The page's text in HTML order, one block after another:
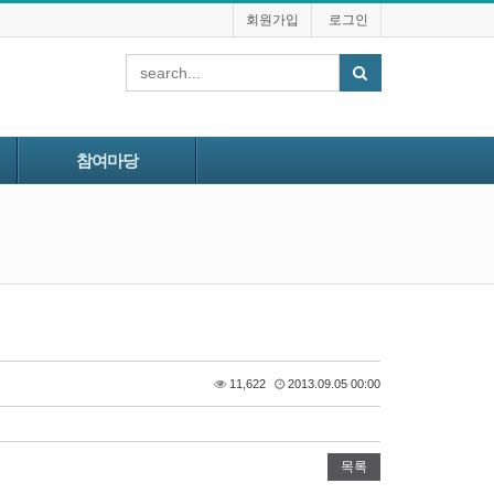
회원가입 로그인
참여마당
11,622 2013.09.05 00:00
목록